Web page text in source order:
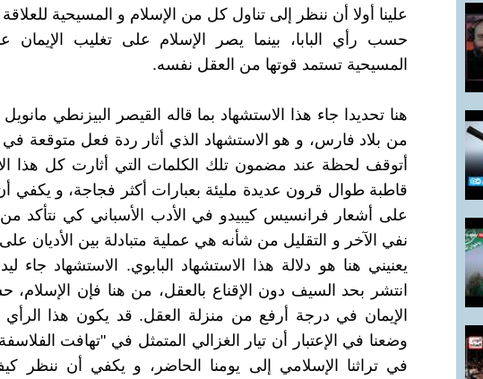
علينا أولا أن ننظر إلى تناول كل من الإسلام و المسيحية
حسب رأي البابا، بينما يصر الإسلام على تغليب الإيمان
المسيحية تستمد قوتها من العقل نفسه.
هنا تحديدا جاء هذا الاستشهاد بما قاله القيصر البيزنطي
من بلاد فارس، و هو الاستشهاد الذي أثار ردة فعل متوقعة في
أتوقف لحظة عند مضمون تلك الكلمات التي أثارت كل هذا
قاطبة طوال قرون عديدة مليئة بعبارات أكثر فجاجة، و يكفي
على أشعار فرانسيس كيبيدو في الأدب الأسباني كي نتأكد
نفي الآخر و التقليل من شأنه هي عملية متبادلة بين الأديان
يعنيني هنا هو دلالة هذا الاستشهاد البابوي. الاستشهاد جاء
انتشر بحد السيف دون الإقناع بالعقل، من هنا فإن الإسلام،
الإيمان في درجة أرفع من منزلة العقل. قد يكون هذا
وضعنا في الإعتبار أن تيار الغزالي المتمثل في "تهافت
في تراثنا الإسلامي إلى يومنا الحاضر، و يكفي أن ننظر